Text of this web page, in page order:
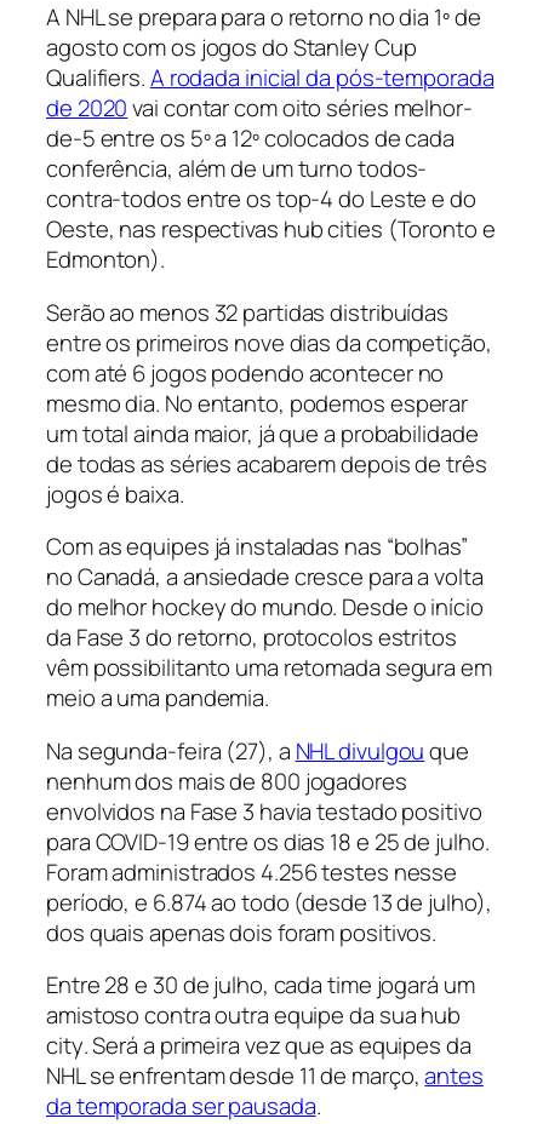
A NHL se prepara para o retorno no dia 1º de
agosto com os jogos do Stanley Cup
Qualifiers.A rodada inicial da pós-temporada
de 2020vai contar com oito séries melhor-
de-5 entre os 5º a 12º colocados de cada
conferência, além de um turno todos-
contra-todos entre os top-4 do Leste e do
Oeste, nas respectivas hub cities (Toronto e
Edmonton).
Serão ao menos 32 partidas distribuídas
entre os primeiros nove dias da competição,
com até 6 jogos podendo acontecer no
mesmo dia. No entanto, podemos esperar
um total ainda maior, já que a probabilidade
de todas as séries acabarem depois de três
jogos é baixa.
Com as equipes já instaladas nas “bolhas”
no Canadá, a ansiedade cresce para a volta
do melhor hockey do mundo. Desde o início
da Fase 3 do retorno, protocolos estritos
vêm possibilitanto uma retomada segura em
meio a uma pandemia.
Na segunda-feira (27), a NHL divulgouque
nenhum dos mais de 800 jogadores
envolvidos na Fase 3 havia testado positivo
para COVID-19 entre os dias 18 e 25 de julho.
Foram administrados 4.256 testes nesse
período, e 6.874 ao todo (desde 13 de julho),
dos quais apenas dois foram positivos.
Entre 28 e 30 de julho, cada time jogará um
amistoso contra outra equipe da suahub
city. Será a primeira vez que as equipes da
NHL se enfrentam desde 11 de março,antes
da temporada ser pausada.